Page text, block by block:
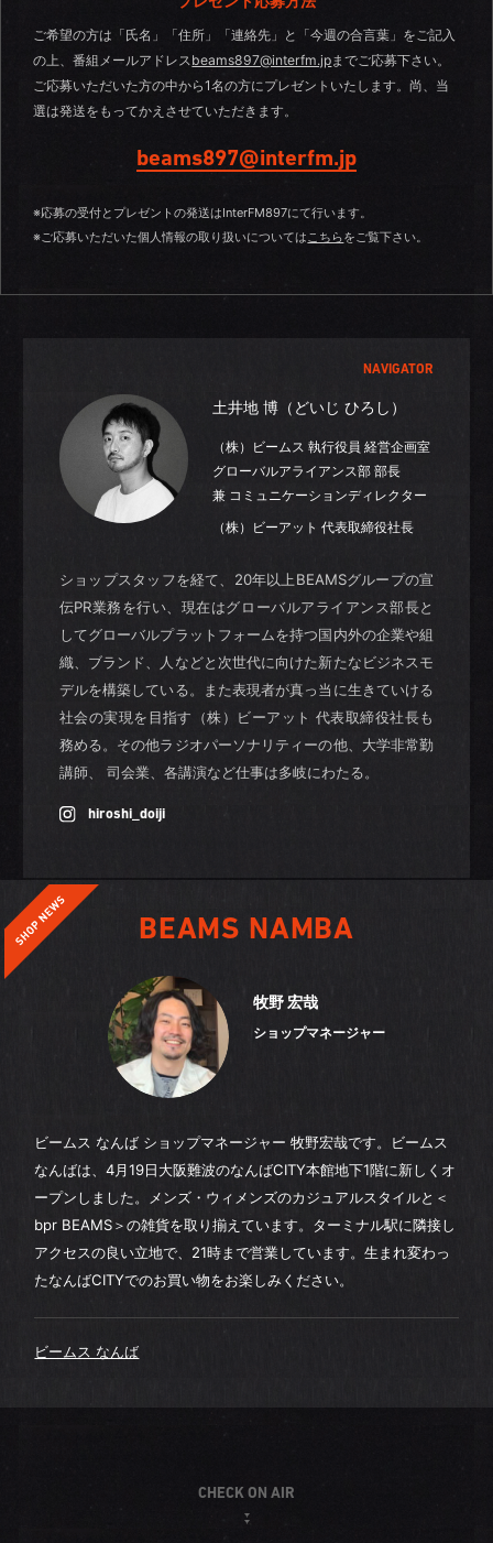
ご希望の方は「氏名」「住所」「連絡先」と「今週の合言葉」をご記入
の上、番組メールアドレス beams897@interfm.jpまでご応募下さい。
ご応募いただいた方の中から1名の方にプレゼントいたします。尚、当
選は発送をもってかえさせていただきます。
beams897@interfm.jp
※応募の受付とプレゼントの発送はInterFM897にて行います。
※ご応募いただいた個人情報の取り扱いについてはこちらをご覧下さい。
NAVIGATOR
土井地 博（どいじ ひろし）
（株）ビームス 執行役員 経営企画室
グローバルアライアンス部 部長
兼 コミュニケーションディレクター
（株）ビーアット 代表取締役社長
ショップスタッフを経て、20年以上BEAMSグループの宣
伝PR業務を行い、現在はグローバルアライアンス部長と
してグローバルプラットフォームを持つ国内外の企業や組
織、ブランド、人などと次世代に向けた新たなビジネスモ
デルを構築している。また表現者が真っ当に生きていける
社会の実現を目指す（株）ビーアット 代表取締役社長も
務める。その他ラジオパーソナリティーの他、大学非常勤
講師、 司会業、各講演など仕事は多岐にわたる。
hiroshi_doiji
BEAMS NAMBA
牧野 宏哉
ショップマネージャー
ビームス なんば ショップマネージャー 牧野宏哉です。ビームス
なんばは、4月19日大阪難波のなんばCITY本館地下1階に新しくオ
ープンしました。メンズ・ウィメンズのカジュアルスタイルと＜
bpr BEAMS＞の雑貨を取り揃えています。ターミナル駅に隣接し
アクセスの良い立地で、21時まで営業しています。生まれ変わっ
たなんばCITYでのお買い物をお楽しみください。
ビームス なんば
CHECK ON AIR